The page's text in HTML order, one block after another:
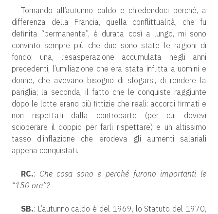
Tornando all’autunno caldo e chiedendoci perché, a
differenza della Francia, quella conflittualità, che fu
definita “permanente”, è durata così a lungo, mi sono
convinto sempre più che due sono state le ragioni di
fondo: una, l’esasperazione accumulata negli anni
precedenti, l’umiliazione che era stata inflitta a uomini e
donne, che avevano bisogno di sfogarsi, di rendere la
pariglia; la seconda, il fatto che le conquiste raggiunte
dopo le lotte erano più fittizie che reali: accordi firmati e
non rispettati dalla controparte (per cui dovevi
scioperare il doppio per farli rispettare) e un altissimo
tasso d’inflazione che erodeva gli aumenti salariali
appena conquistati.
RC.: Che cosa sono e perché furono importanti le
“150 ore”?
SB.: L’autunno caldo è del 1969, lo Statuto del 1970,